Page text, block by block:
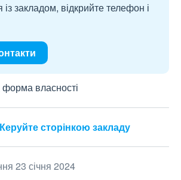
закладом, відкрийте телефон і
власності
Керуйте сторінкою закладу
23 січня 2024